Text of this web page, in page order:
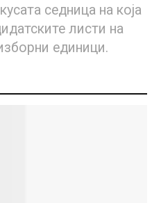
седница на која
листи на
единици.